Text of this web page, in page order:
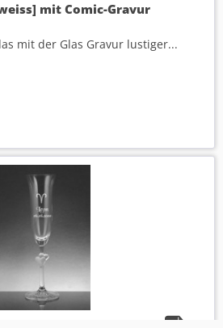
mit Comic-Gravur
mit der Glas Gravur lustiger...